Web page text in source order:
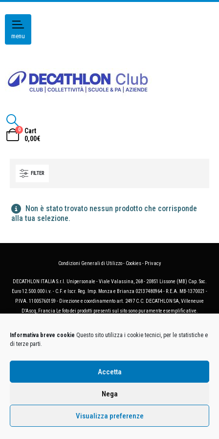
Informativa breve cookie Questo sito utilizza i cookie tecnici, per le statistiche e
di terze parti.
Accetta
Nega
Visualizza preferenze
menu
0
Cart
0,00€
FILTER
Non è stato trovato nessun prodotto che corrisponde
alla tua selezione.
Condizioni Generali di Utilizzo- Cookies- Privacy
DECATHLON ITALIA S.r.l. Unipersonale - Viale Valassina, 268 - 20851 Lissone (MB) Cap. Soc.
Euro 12.500.000 i.v. - C.F. e Iscr. Reg. Imp. Monza e Brianza 02137480964 - R.E.A. MB-1370021 -
P.IVA. 11005760159 - Direzione e coordinamento art. 2497 C.C. DECATHLON SA, Villeneuve
D'Ascq, Francia Le foto dei prodotti presenti sul sito sono puramente esemplificative.